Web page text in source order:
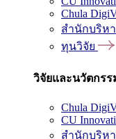
Chula
สำนักบริห
ทุนวิจัย
วิจัยและนวัตกรร
Chula
CU
สำนักบริห